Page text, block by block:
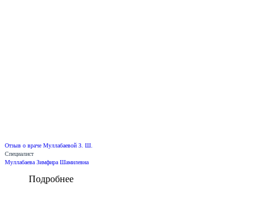
Отзыв о враче Муллабаевой З. Ш.
Специалист
Муллабаева Зимфира Шамилевна
Подробнее